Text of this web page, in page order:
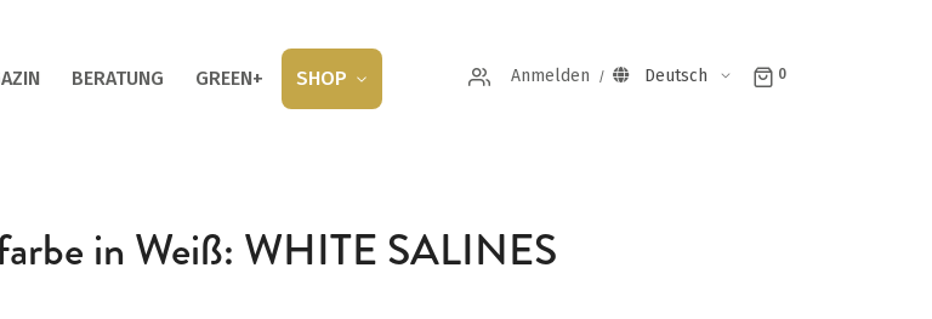
BERATUNG GREEN+ SHOP Anmelden Deutsch 0
in Weiß: WHITE SALINES